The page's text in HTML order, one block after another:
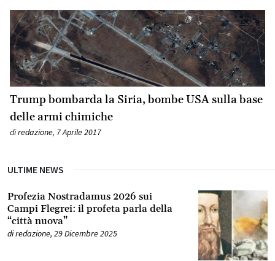
Trump bombarda la Siria, bombe USA sulla base
delle armi chimiche
diredazione, 7 Aprile 2017
ULTIME NEWS
Profezia Nostradamus 2026 sui
Campi Flegrei: il profeta parla della
“città nuova”
diredazione, 29 Dicembre 2025